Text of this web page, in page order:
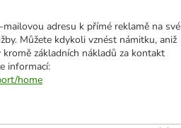
adresu k přímé reklamě na své
Můžete kdykoli vznést námitku, aniž
základních nákladů za kontakt
informací:
home